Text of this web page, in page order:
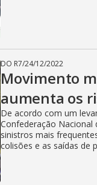
DO R7/24/12/2022
Movimento
aumenta os
De acordo com um
Confederação
sinistros mais
colisões e as saídas de